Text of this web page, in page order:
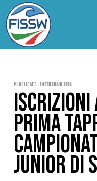
Pubblicato: 24 Febbraio 2026
PRIMA
JUNIOR DI